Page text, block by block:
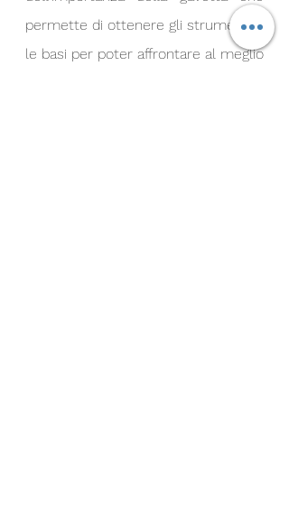
permette di ottenere gli strumenti e
le basi per poter affrontare al meglio